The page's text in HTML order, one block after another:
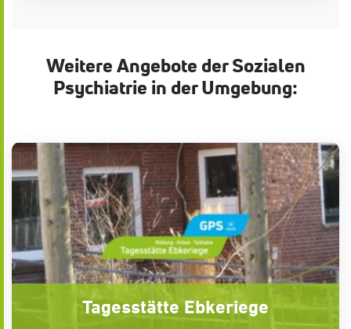
Weitere Angebote der Sozialen
Psychiatrie in der Umgebung:
Tagesstätte Ebkeriege